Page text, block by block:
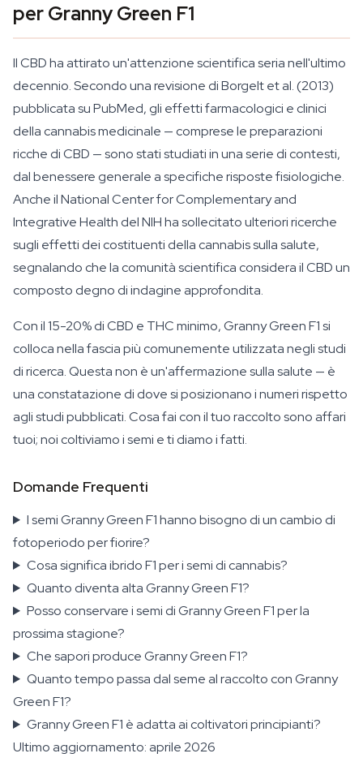
per Granny Green F1
Il CBD ha attirato un'attenzione scientifica seria nell'ultimo
decennio. Secondo una revisione di Borgelt et al. (2013)
pubblicata su PubMed, gli effetti farmacologici e clinici
della cannabis medicinale — comprese le preparazioni
ricche di CBD — sono stati studiati in una serie di contesti,
dal benessere generale a specifiche risposte fisiologiche.
Anche il National Center for Complementary and
Integrative Health del NIH ha sollecitato ulteriori ricerche
sugli effetti dei costituenti della cannabis sulla salute,
segnalando che la comunità scientifica considera il CBD un
composto degno di indagine approfondita.
Con il 15-20% di CBD e THC minimo, Granny Green F1 si
colloca nella fascia più comunemente utilizzata negli studi
di ricerca. Questa non è un'affermazione sulla salute — è
una constatazione di dove si posizionano i numeri rispetto
agli studi pubblicati. Cosa fai con il tuo raccolto sono affari
tuoi; noi coltiviamo i semi e ti diamo i fatti.
Domande Frequenti
I semi Granny Green F1 hanno bisogno di un cambio di
fotoperiodo per fiorire?
Cosa significa ibrido F1 per i semi di cannabis?
Quanto diventa alta Granny Green F1?
Posso conservare i semi di Granny Green F1 per la
prossima stagione?
Che sapori produce Granny Green F1?
Quanto tempo passa dal seme al raccolto con Granny
Green F1?
Granny Green F1 è adatta ai coltivatori principianti?
Ultimo aggiornamento: aprile 2026